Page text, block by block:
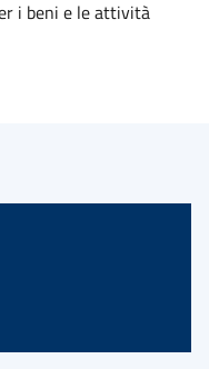
i beni e le attività